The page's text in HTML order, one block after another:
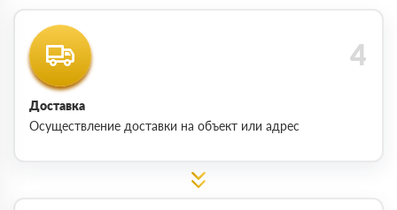
Доставка
Осуществление доставки на объект или адрес